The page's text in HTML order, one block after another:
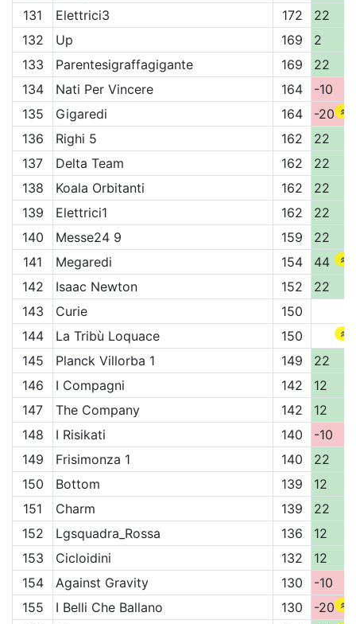
131
Elettrici3 172
22
132
Up 169
2
133
Parentesigraffagigante 169
22
134
Nati Per Vincere 164
-10
135
Gigaredi 164
-20
136
Righi 5 162
22
137
Delta Team 162
22
138
Koala Orbitanti 162
22
139
Elettrici1 162
22
140
Messe24 9 159
22
141
Megaredi 154
44
142
Isaac Newton 152
22
143
Curie
150
144
La Tribù Loquace
150
145
Planck Villorba 1 149
22
146
I Compagni 142
12
147
The Company 142
12
148
I Risikati 140
-10
149
Frisimonza 1 140
22
150
Bottom 139
12
151
Charm 139
22
152
Lgsquadra_Rossa 136
12
153
Cicloidini 132
12
154
Against Gravity 130
-10
155
I Belli Che Ballano 130
-20